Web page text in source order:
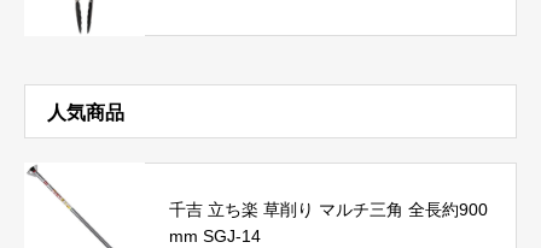
人気商品
千吉 立ち楽 草削り マルチ三角 全長約900
mm SGJ-14